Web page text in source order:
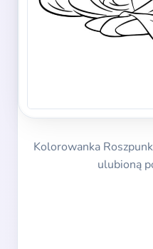
Kolorowanka
ulubioną